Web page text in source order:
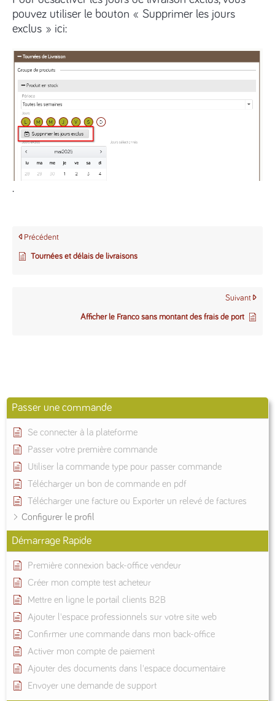
Passer une commande
Se connecter à la plateforme
Passer votre première commande
Utiliser la commande type pour passer commande
Télécharger un bon de commande en pdf
Télécharger une facture ou Exporter un relevé de factures
Configurer le profil
Démarrage Rapide
Première connexion back-office vendeur
Créer mon compte test acheteur
Mettre en ligne le portail clients B2B
Ajouter l'espace professionnels sur votre site web
Confirmer une commande dans mon back-office
Activer mon compte de paiement
Ajouter des documents dans l'espace documentaire
Envoyer une demande de support
pouvez utiliser le bouton « Supprimer les jours
exclus » ici:
.
Précédent
Tournées et délais de livraisons
Suivant
Afficher le Franco sans montant des frais de port